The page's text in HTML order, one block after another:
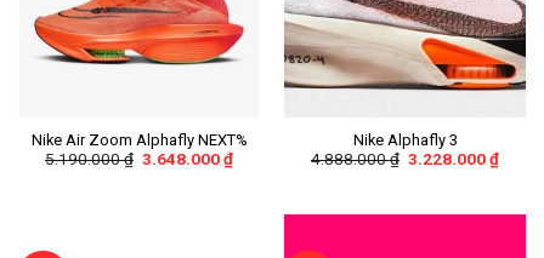
Nike Air Zoom Alphafly NEXT%
5.190.000₫ 3.648.000₫
Nike Alphafly 3
4.888.000₫ 3.228.000₫